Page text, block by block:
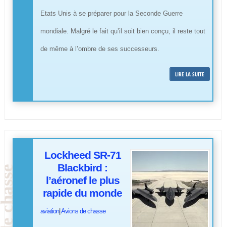
Etats Unis à se préparer pour la Seconde Guerre
mondiale. Malgré le fait qu’il soit bien conçu, il reste tout
de même à l’ombre de ses successeurs.
LIRE LA SUITE
Lockheed SR-71
Blackbird :
l’aéronef le plus
rapide du monde
aviation| Avions de chasse